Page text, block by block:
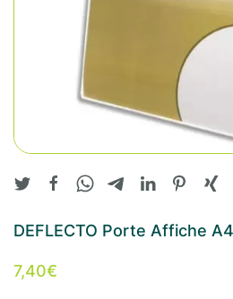
DEFLECTO Porte Affiche
7,40€